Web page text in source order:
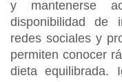
y mantenerse
disponibilidad de
redes sociales y
permiten conocer
dieta equilibrada.